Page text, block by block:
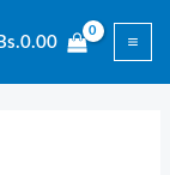
Bs.0.00